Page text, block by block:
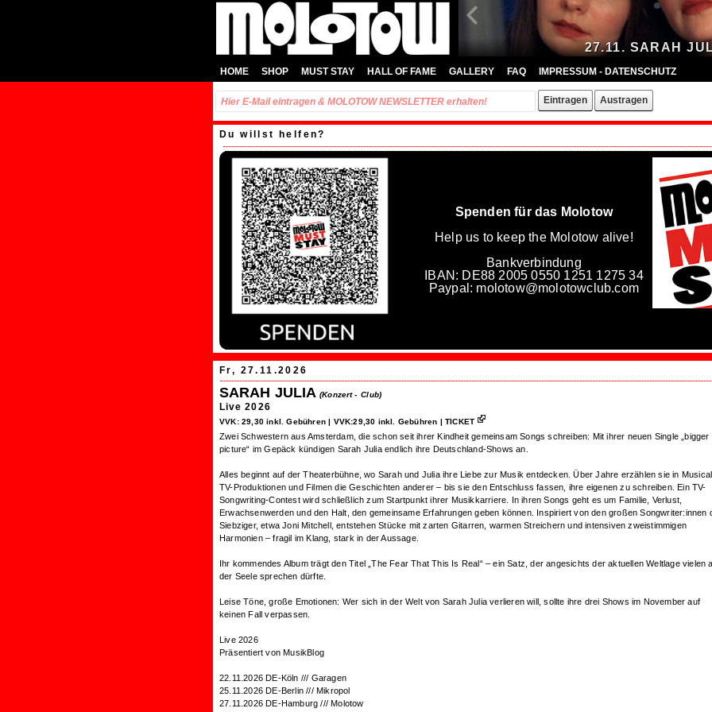
HOME SHOP MUST STAY HALL OF FAME GALLERY FAQ IMPRESSUM - DATENSCHUTZ
Du willst helfen?
Spenden für das Molotow
Help us to keep the Molotow alive!
Bankverbindung
IBAN: DE88 2005 0550 1251 1275 34
Paypal: molotow@molotowclub.com
Fr, 27.11.2026
SARAH JULIA(Konzert - Club)
Live 2026
VVK: 29,30 inkl. Gebühren | VVK:29,30 inkl. Gebühren | TICKET
Zwei Schwestern aus Amsterdam, die schon seit ihrer Kindheit gemeinsam Songs schreiben: Mit ihrer neuen Single „bigger
picture“ im Gepäck kündigen Sarah Julia endlich ihre Deutschland-Shows an.
Alles beginnt auf der Theaterbühne, wo Sarah und Julia ihre Liebe zur Musik entdecken. Über Jahre erzählen sie in
TV-Produktionen und Filmen die Geschichten anderer – bis sie den Entschluss fassen, ihre eigenen zu schreiben. Ein TV-
Songwriting-Contest wird schließlich zum Startpunkt ihrer Musikkarriere. In ihren Songs geht es um Familie, Verlust,
Erwachsenwerden und den Halt, den gemeinsame Erfahrungen geben können. Inspiriert von den großen Songwriter:innen
Siebziger, etwa Joni Mitchell, entstehen Stücke mit zarten Gitarren, warmen Streichern und intensiven zweistimmigen
Harmonien – fragil im Klang, stark in der Aussage.
Ihr kommendes Album trägt den Titel „The Fear That This Is Real“ – ein Satz, der angesichts der aktuellen Weltlage vielen
der Seele sprechen dürfte.
Leise Töne, große Emotionen: Wer sich in der Welt von Sarah Julia verlieren will, sollte ihre drei Shows im November auf
keinen Fall verpassen.
Live 2026
Präsentiert von MusikBlog
22.11.2026 DE-Köln /// Garagen
25.11.2026 DE-Berlin /// Mikropol
27.11.2026 DE-Hamburg /// Molotow
27.11. SARAH